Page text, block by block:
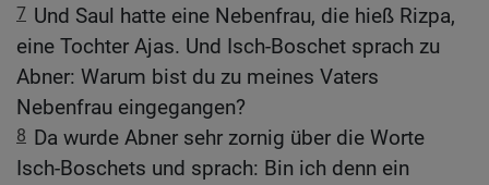
7 Und Saul hatte eine Nebenfrau, die hieß Rizpa,
eine Tochter Ajas. Und Isch-Boschet sprach zu
Abner: Warum bist du zu meines Vaters
Nebenfrau eingegangen?
8 Da wurde Abner sehr zornig über die Worte
Isch-Boschets und sprach: Bin ich denn ein